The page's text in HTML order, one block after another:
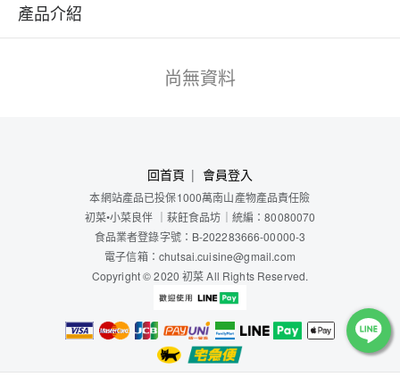
產品介紹
尚無資料
回首頁 會員登入
本網站產品已投保1000萬南山產物產品責任險
初菜•小菜良伴 ｜ 萩飪食品坊 ｜ 統編：80080070
食品業者登錄字號：B-202283666-00000-3
電子信箱：chutsai.cuisine@gmail.com
Copyright © 2020 初菜 All Rights Reserved.